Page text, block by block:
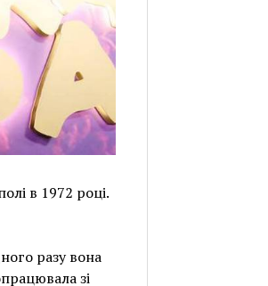
в 1972 році.
разу вона
зі